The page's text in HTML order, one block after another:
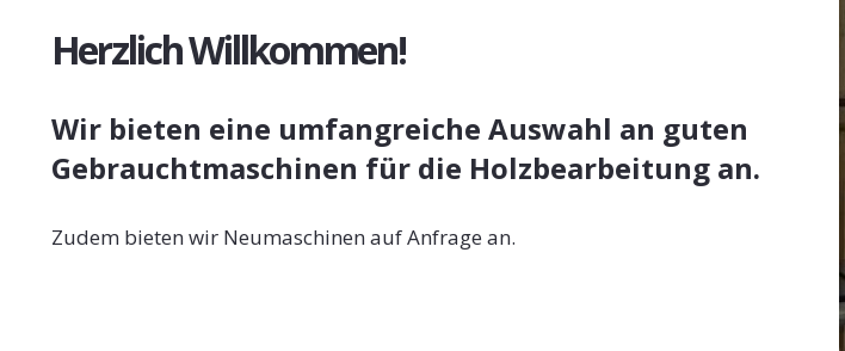
Herzlich Willkommen!
Wir bieten eine umfangreiche Auswahl an guten
Gebrauchtmaschinen für die Holzbearbeitung an.
Zudem bieten wir Neumaschinen auf Anfrage an.